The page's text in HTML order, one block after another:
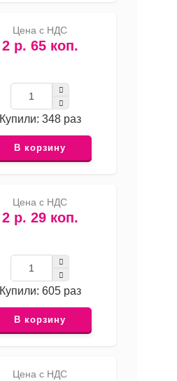
Цена с НДС
2 р. 65 коп.
Купили: 348 раз
В корзину
Цена с НДС
2 р. 29 коп.
Купили: 605 раз
В корзину
Цена с НДС